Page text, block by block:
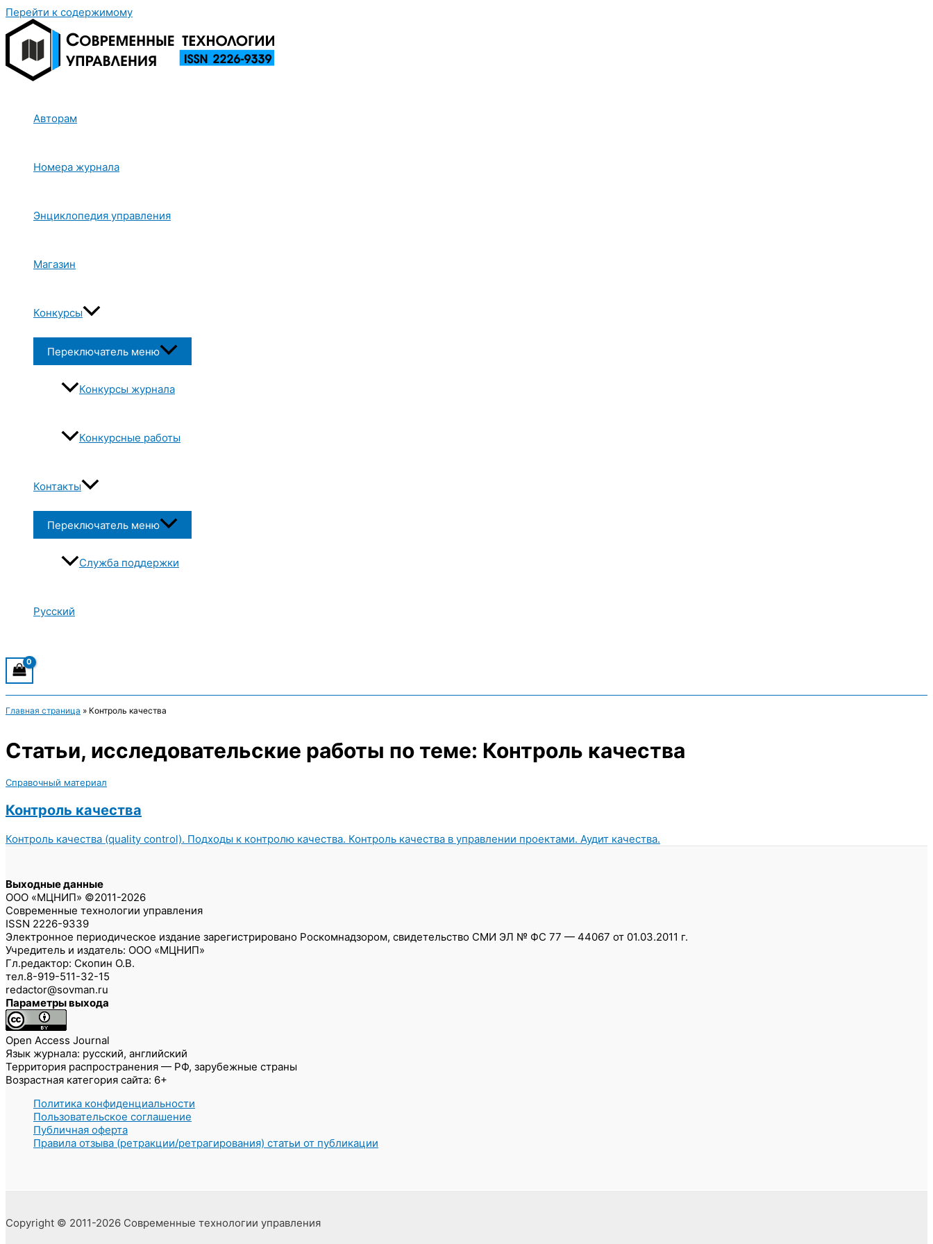
Перейти к содержимому
Авторам
Номера журнала
Энциклопедия управления
Магазин
Конкурсы
Переключатель меню
Конкурсы журнала
Конкурсные работы
Контакты
Переключатель меню
Служба поддержки
Русский
Главная страница » Контроль качества
Статьи, исследовательские работы по теме: Контроль качества
Справочный материал
Контроль качества
Контроль качества (quality control). Подходы к контролю качества. Контроль качества в управлении проектами. Аудит качества.
Выходные данные
ООО «МЦНИП» ©2011-2026
Современные технологии управления
ISSN 2226-9339
Электронное периодическое издание зарегистрировано Роскомнадзором, свидетельство СМИ ЭЛ № ФС 77 — 44067 от 01.03.2011 г.
Учредитель и издатель: ООО «МЦНИП»
Гл.редактор: Скопин О.В.
тел.8-919-511-32-15
redactor@sovman.ru
Параметры выхода
Open Access Journal
Язык журнала: русский, английский
Территория распространения — РФ, зарубежные страны
Возрастная категория сайта: 6+
Политика конфиденциальности
Пользовательское соглашение
Публичная оферта
Правила отзыва (ретракции/ретрагирования) статьи от публикации
Copyright © 2011-2026 Современные технологии управления